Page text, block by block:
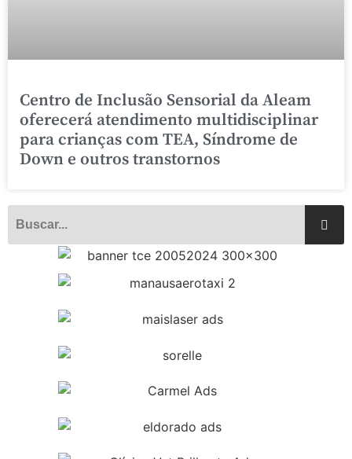
Centro de Inclusão Sensorial da Aleam
oferecerá atendimento multidisciplinar
para crianças com TEA, Síndrome de
Down e outros transtornos